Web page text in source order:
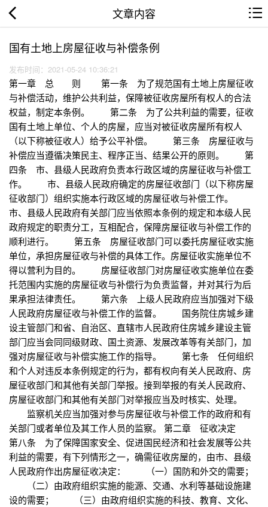
文章内容
国有土地上房屋征收与补偿条例
发布时间：2021-05-24 10:36:21
第一章 总 则 第一条 为了规范国有土地上房屋征收
与补偿活动，维护公共利益，保障被征收房屋所有权人的合法
权益，制定本条例。 第二条 为了公共利益的需要，征收
国有土地上单位、个人的房屋，应当对被征收房屋所有权人
（以下称被征收人）给予公平补偿。 第三条 房屋征收与
补偿应当遵循决策民主、程序正当、结果公开的原则。 第
四条 市、县级人民政府负责本行政区域的房屋征收与补偿工
作。 市、县级人民政府确定的房屋征收部门（以下称房屋
征收部门）组织实施本行政区域的房屋征收与补偿工作。
市、县级人民政府有关部门应当依照本条例的规定和本级人民
政府规定的职责分工，互相配合，保障房屋征收与补偿工作的
顺利进行。 第五条 房屋征收部门可以委托房屋征收实施
单位，承担房屋征收与补偿的具体工作。房屋征收实施单位不
得以营利为目的。 房屋征收部门对房屋征收实施单位在委
托范围内实施的房屋征收与补偿行为负责监督，并对其行为后
果承担法律责任。 第六条 上级人民政府应当加强对下级
人民政府房屋征收与补偿工作的监督。 国务院住房城乡建
设主管部门和省、自治区、直辖市人民政府住房城乡建设主管
部门应当会同同级财政、国土资源、发展改革等有关部门，加
强对房屋征收与补偿实施工作的指导。 第七条 任何组织
和个人对违反本条例规定的行为，都有权向有关人民政府、房
屋征收部门和其他有关部门举报。接到举报的有关人民政府、
房屋征收部门和其他有关部门对举报应当及时核实、处理。
监察机关应当加强对参与房屋征收与补偿工作的政府和有
关部门或者单位及其工作人员的监察。 第二章 征收决定
第八条 为了保障国家安全、促进国民经济和社会发展等公共
利益的需要，有下列情形之一，确需征收房屋的，由市、县级
人民政府作出房屋征收决定： （一）国防和外交的需要；
（二）由政府组织实施的能源、交通、水利等基础设施建
设的需要； （三）由政府组织实施的科技、教育、文化、